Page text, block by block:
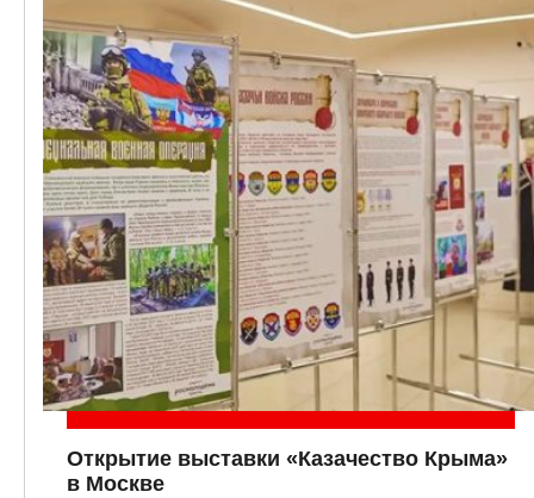
Открытие выставки «Казачество Крыма»
в Москве